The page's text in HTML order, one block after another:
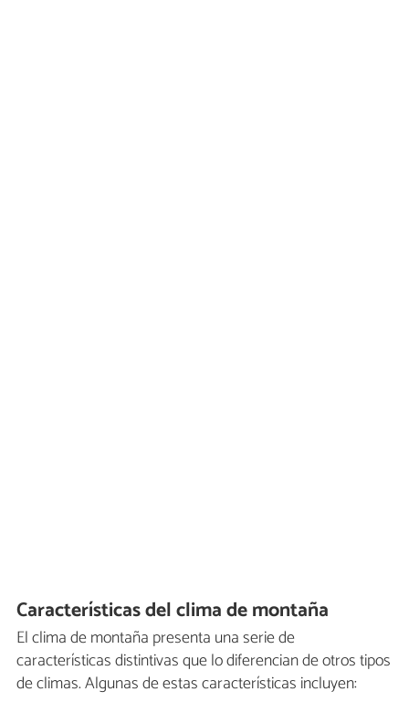
Características del clima de montaña
El clima de montaña presenta una serie de
características distintivas que lo diferencian de otros tipos
de climas. Algunas de estas características incluyen: